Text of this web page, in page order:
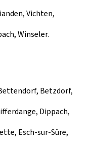
Vichten,
Winseler.
Betzdorf,
Dippach,
Esch-sur-Sûre,